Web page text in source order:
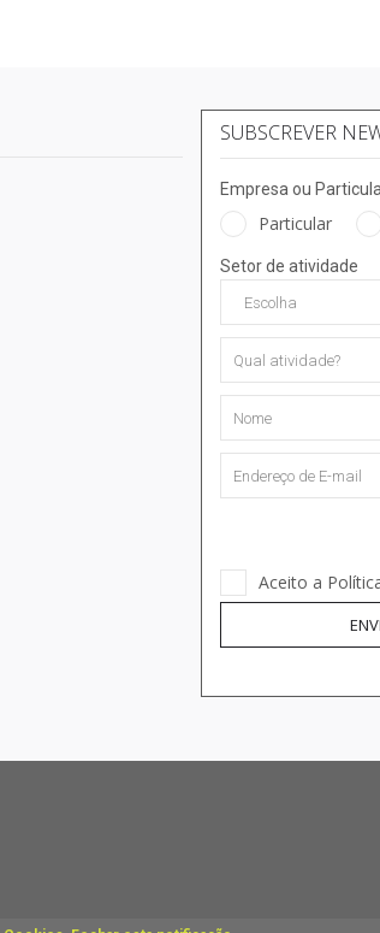
SUBSCREVER
Empresa ou
Particular
Setor de atividade
Aceito a